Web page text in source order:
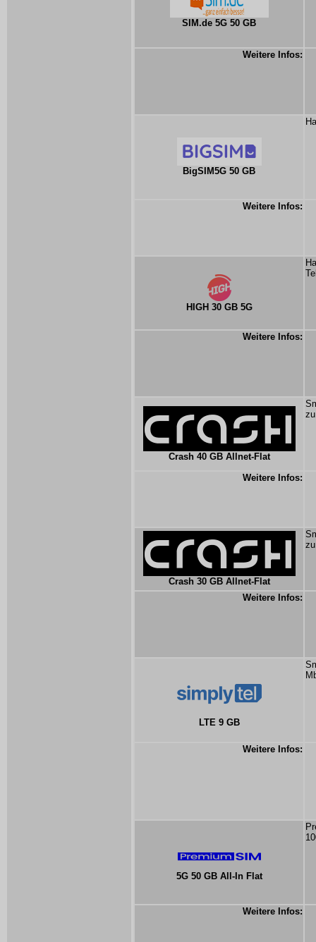
SIM.de 5G 50 GB
Weitere Infos:
BigSIM5G 50 GB
Weitere Infos:
HIGH 30 GB 5G
Weitere Infos:
Crash 40 GB Allnet-Flat
Weitere Infos:
Crash 30 GB Allnet-Flat
Weitere Infos:
LTE 9 GB
Weitere Infos:
5G 50 GB All-In Flat
Weitere Infos: